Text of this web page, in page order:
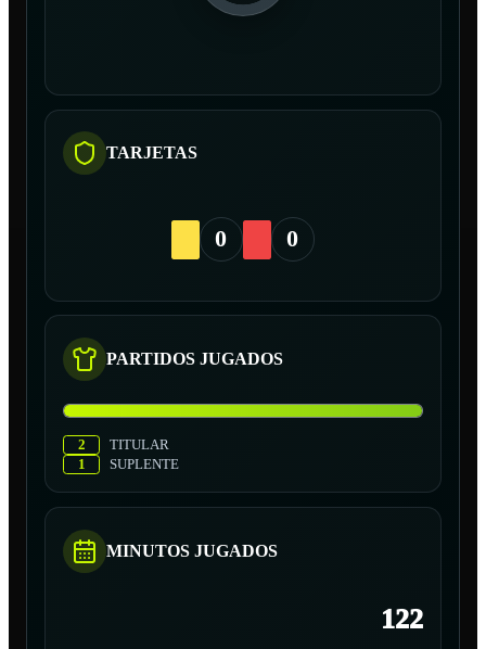
TARJETAS
0 0
PARTIDOS JUGADOS
2
TITULAR
1
SUPLENTE
MINUTOS JUGADOS
122